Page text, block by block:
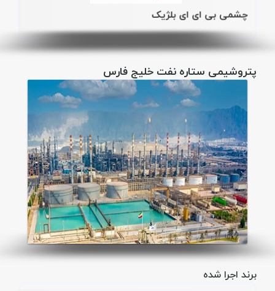
چشمی بی ای ای بلژیک
پتروشیمی ستاره نفت خلیج فارس
برند اجرا شده